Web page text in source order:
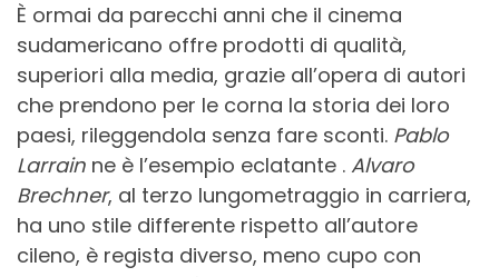
È ormai da parecchi anni che il cinema
sudamericano offre prodotti di qualità,
superiori alla media, grazie all’opera di autori
che prendono per le corna la storia dei loro
paesi, rileggendola senza fare sconti. Pablo
Larrain ne è l’esempio eclatante . Alvaro
Brechner, al terzo lungometraggio in carriera,
ha uno stile differente rispetto all’autore
cileno, è regista diverso, meno cupo con